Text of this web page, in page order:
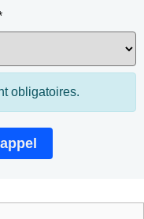
obligatoires.